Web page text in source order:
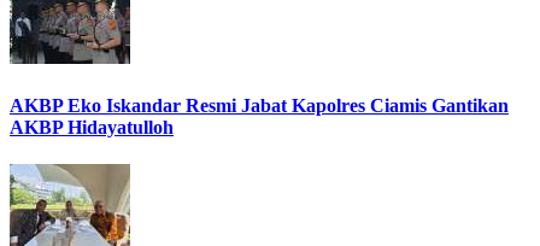
AKBP Eko Iskandar Resmi Jabat Kapolres Ciamis Gantikan
AKBP Hidayatulloh